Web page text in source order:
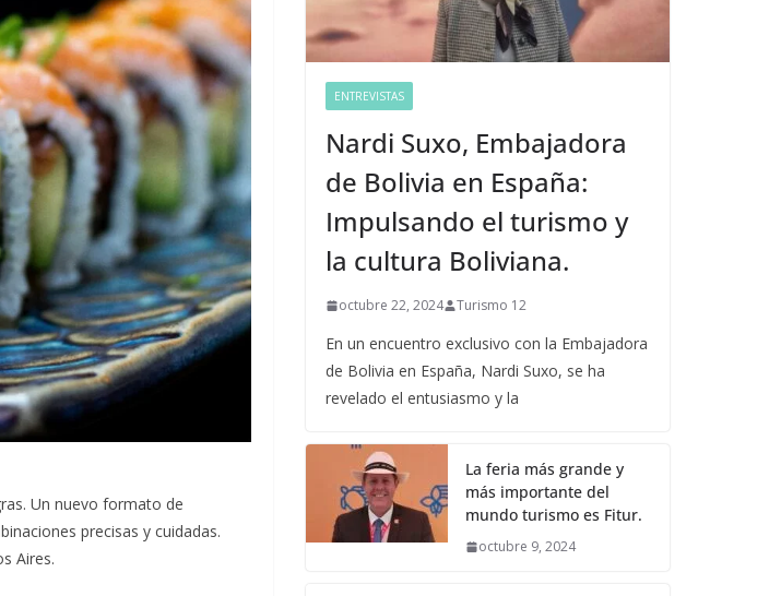
Un nuevo formato de
precisas y cuidadas.
Aires.
ENTREVISTAS
Nardi Suxo, Embajadora
de Bolivia en España:
Impulsando el turismo y
la cultura Boliviana.
octubre 22, 2024 Turismo 12
En un encuentro exclusivo con la Embajadora
de Bolivia en España, Nardi Suxo, se ha
revelado el entusiasmo y la
La feria más grande y
más importante del
mundo turismo es Fitur.
octubre 9, 2024